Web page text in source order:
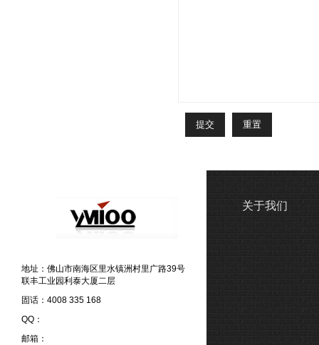
地址：佛山市南海区里水镇洲村里广路39号
联丰工业园利泰大厦二层
固话：4008 335 168
QQ：
邮箱：
关于我们